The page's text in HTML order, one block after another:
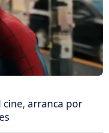
cine, arranca por